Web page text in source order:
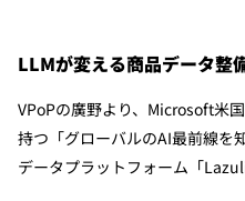
LLMが変える商品データ整
VPoPの廣野より、Microsoft米
持つ「グローバルのAI最前線を
データプラットフォーム「